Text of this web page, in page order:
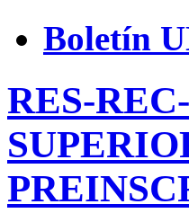
Boletín
RES-